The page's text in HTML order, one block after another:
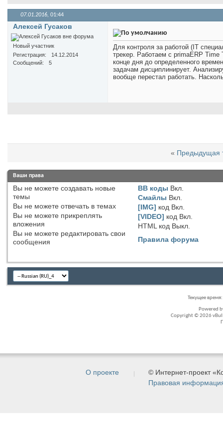
07.01.2016, 01:44
Алексей Гусаков
Новый участник
Регистрация
14.12.2014
Сообщений
5
Для контроля за работой (IT
трекер. Работаем с primaERP
конце дня до определенного
задачам дисциплинирует.
вообще перестал работать.
« Предыдущая
Ваши права
Вы не можете создавать новые
темы
Вы не можете отвечать в темах
Вы не можете прикреплять
вложения
Вы не можете редактировать свои
сообщения
BB коды Вкл.
Смайлы Вкл.
[IMG] код Вкл.
[VIDEO] код Вкл.
HTML код Выкл.
Правила форума
Текущее время:
Powered
Copyright © 2026
О проекте
© Интернет-проект
Правовая